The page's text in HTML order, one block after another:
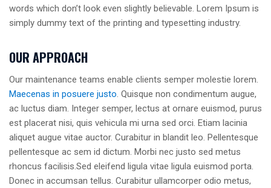
words which don’t look even slightly believable. Lorem Ipsum is
simply dummy text of the printing and typesetting industry.
OUR APPROACH
Our maintenance teams enable clients semper molestie lorem.
Maecenas in posuere justo. Quisque non condimentum augue,
ac luctus diam. Integer semper, lectus at ornare euismod, purus
est placerat nisi, quis vehicula mi urna sed orci. Etiam lacinia
aliquet augue vitae auctor. Curabitur in blandit leo. Pellentesque
pellentesque ac sem id dictum. Morbi nec justo sed metus
rhoncus facilisis.Sed eleifend ligula vitae ligula euismod porta.
Donec in accumsan tellus. Curabitur ullamcorper odio metus,